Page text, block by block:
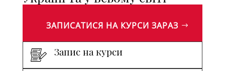
ЗАПИСАТИСЯ НА КУРСИ ЗАРАЗ
Запис на курси